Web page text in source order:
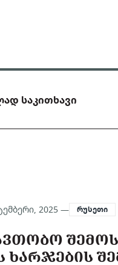
საკითხავი
2025 — რუსეთი